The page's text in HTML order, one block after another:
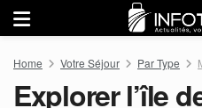
Home Votre Séjour Par Type
Explorer l’île